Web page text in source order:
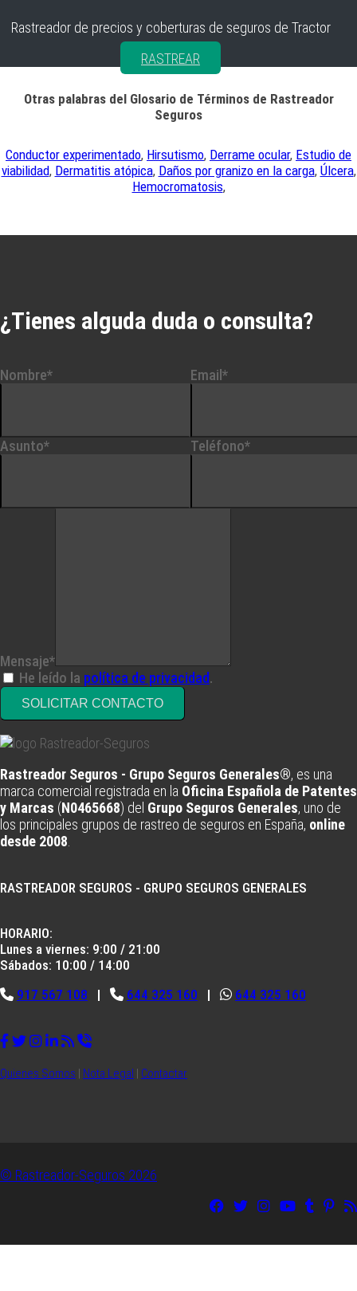
Rastreador de precios y coberturas de seguros de Tractor
RASTREAR
Otras palabras del Glosario de Términos de Rastreador
Seguros
Conductor experimentado, Hirsutismo, Derrame ocular, Estudio de
viabilidad, Dermatitis atópica, Daños por granizo en la carga, Úlcera,
Hemocromatosis,
¿Tienes alguda duda o consulta?
Nombre*
Asunto*
Email*
Teléfono*
Mensaje*
He leído la política de privacidad.
SOLICITAR CONTACTO
Rastreador Seguros - Grupo Seguros Generales®, es una
marca comercial registrada en la Oficina Española de Patentes
y Marcas (N0465668) del Grupo Seguros Generales, uno de
los principales grupos de rastreo de seguros en España, online
desde 2008
RASTREADOR SEGUROS - GRUPO SEGUROS GENERALES
HORARIO:
Lunes a viernes: 9:00 / 21:00
Sábados: 10:00 / 14:00
917 567 108 | 644 325 160 | 644 325 160
Quienes Somos | Nota Legal | Contactar
© Rastreador-Seguros 2026